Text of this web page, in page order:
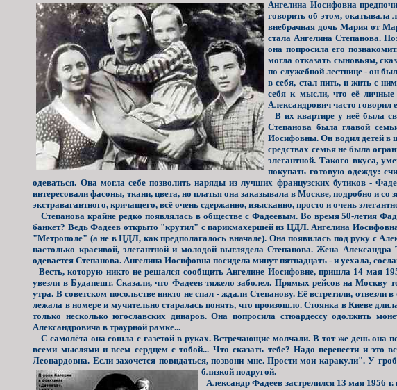
Ангелина Иосифовна
говорить об этом, окатывала
внебрачная дочь Мария от
стала Ангелина Степанова.
она попросила его
могла отказать сыновьям,
по служебной лестнице - он
в себя, стал пить, и жить с
себя к мысли, что её личные
Александрович часто говорил
В их квартире у неё была
Степанова была главой
Иосифовны. Он водил детей в
средствах семья не была
элегантной. Такого вкуса,
покупать готовую одежду:
одеваться. Она могла себе позволить наряды из лучших французских бутиков -
интересовали фасоны, ткани, цвета, но платья она заказывала в Москве, подробно и
экстравагантного, кричащего, всё очень сдержанно, изысканно, просто и очень
Степанова крайне редко появлялась в обществе с Фадеевым. Во время 50-летия
банкет? Ведь Фадеев открыто "крутил" с парикмахершей из ЦДЛ. Ангелина
"Метрополе" (а не в ЦДЛ, как предполагалось вначале). Она появилась под руку с
настолько красивой, элегантной и молодой выглядела Степанова. Жена
одевается Степанова. Ангелина Иосифовна посидела минут пятнадцать - и уехала,
Весть, которую никто не решался сообщить Ангелине Иосифовне, пришла 14 мая
увезли в Будапешт. Сказали, что Фадеев тяжело заболел. Прямых рейсов на Москву
утра. В советском посольстве никто не спал - ждали Степанову. Её встретили,
лежала в номере и мучительно старалась понять, что произошло. Стоянка в Киеве
только несколько югославских динаров. Она попросила стюардессу одолжить
Александровича в траурной рамке...
С самолёта она сошла с газетой в руках. Встречающие молчали. В тот же день
всеми мыслями и всем сердцем с тобой... Что сказать тебе? Надо перенести и это
Леонардовна. Если захочется повидаться, позвони мне. Прости мои каракули". У
близкой подругой.
Александр Фадеев застрелился 13 мая 1956